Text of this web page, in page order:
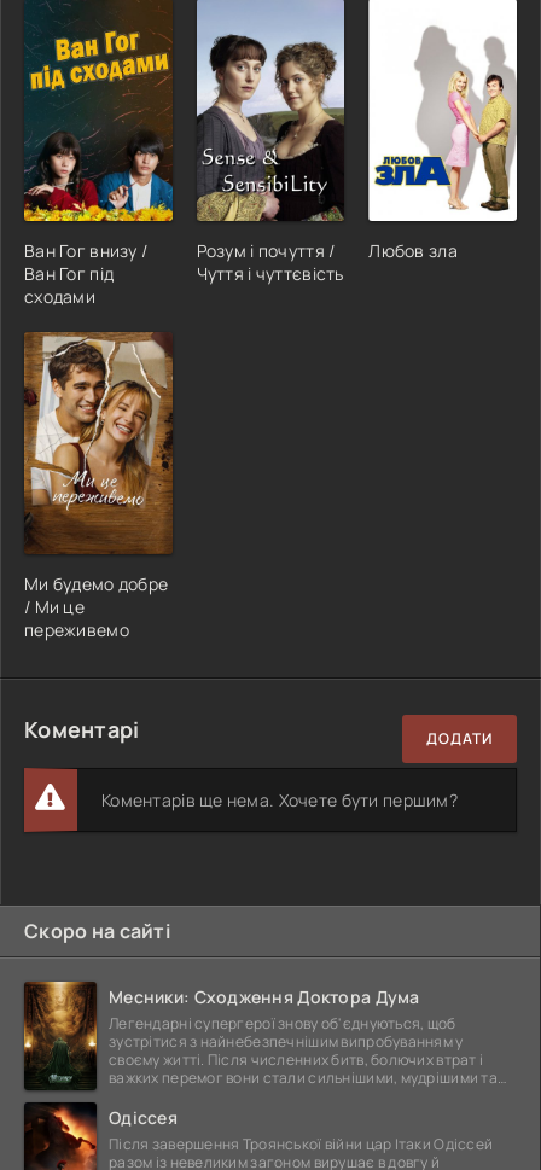
Ван Гог внизу /
Ван Гог під
сходами
Розум і почуття /
Чуття і чуттєвість
Любов зла
Ми будемо добре
/ Ми це
переживемо
Коментарі ДОДАТИ
Коментарів ще нема. Хочете бути першим?
Скоро на сайті
Месники: Сходження Доктора Дума
Легендарні супергерої знову об'єднуються, щоб
зустрітися з найнебезпечнішим випробуванням у
своєму житті. Після численних битв, болючих втрат і
важких перемог вони стали сильнішими, мудрішими та
Одіссея
Після завершення Троянської війни цар Ітаки Одіссей
разом із невеликим загоном вирушає в довгу й